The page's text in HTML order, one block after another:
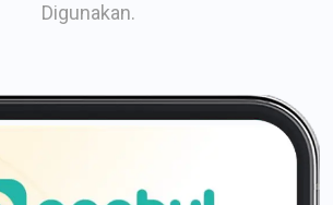
Digunakan.